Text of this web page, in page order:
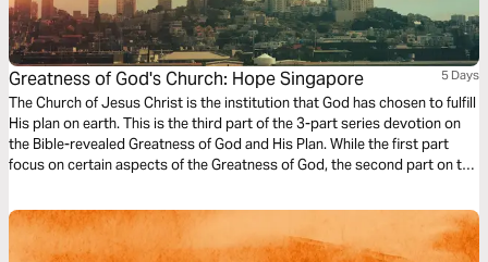
Greatness of God's Church: Hope Singapore 5 Days
The Church of Jesus Christ is the institution that God has chosen to fulfill
His plan on earth. This is the third part of the 3-part series devotion on
the Bible-revealed Greatness of God and His Plan. While the first part
focus on certain aspects of the Greatness of God, the second part on the
Jesus. May this devotion bless you and refresh you in the Lord.